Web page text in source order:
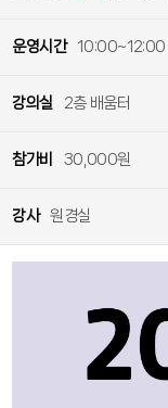
운영시간 10:00~12:00
강의실 2층 배움터
참가비 30,000원
강사 원경실